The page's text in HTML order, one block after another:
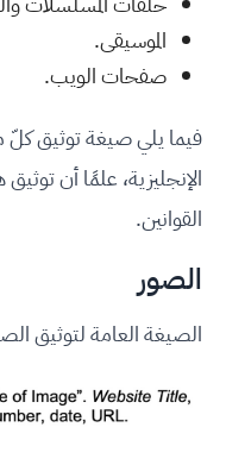
الموسيقى.
صفحات الويب.
فيما يلي صيغة توثيق كلّ
الإنجليزية، علمًا أن
القوانين.
الصور
الصيغة العامة لتوثيق